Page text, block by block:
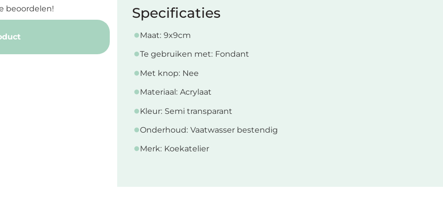
beoordelen! Specificaties
Maat: 9x9cm
Te gebruiken met: Fondant
Met knop: Nee
Materiaal: Acrylaat
Kleur: Semi transparant
Onderhoud: Vaatwasser bestendig
Merk: Koekatelier